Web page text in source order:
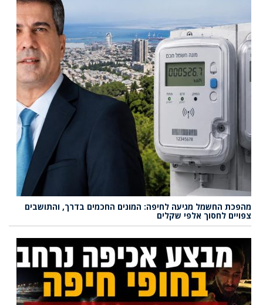
מהפכת החשמל מגיעה לחיפה: המונים החכמים בדרך, והתושבים
צפויים לחסוך אלפי שקלים